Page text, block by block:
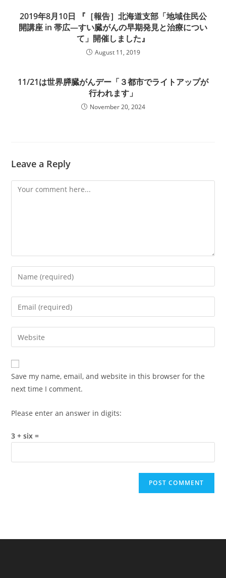
2019年8月10日 『［報告］北海道支部「地域住民公
開講座 in 帯広―すい臓がんの早期発見と治療につい
て」開催しました』
August 11, 2019
11/21は世界膵臓がんデー「３都市でライトアップが
行われます」
November 20, 2024
Leave a Reply
Comment
Enter
your
name
comment
Enter
your
email
address
comment
Enter
your
website
URL
(optional)
Save my name, email, and website in this browser for the
next time I comment.
Please enter an answer in digits:
3 + six =